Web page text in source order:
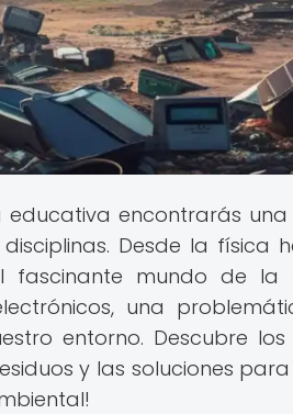
educativa encontrarás
Desde la física
mundo de la
una
entorno. Descubre los
y las soluciones